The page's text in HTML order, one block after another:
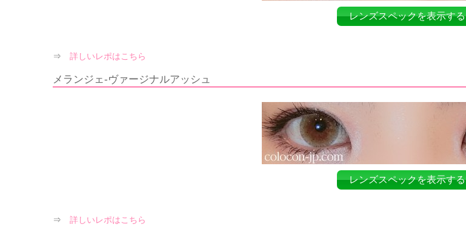
レンズスペックを表示する
⇒ 詳しいレポはこちら
メランジェ-ヴァージナルアッシュ
レンズスペックを表示する
⇒ 詳しいレポはこちら